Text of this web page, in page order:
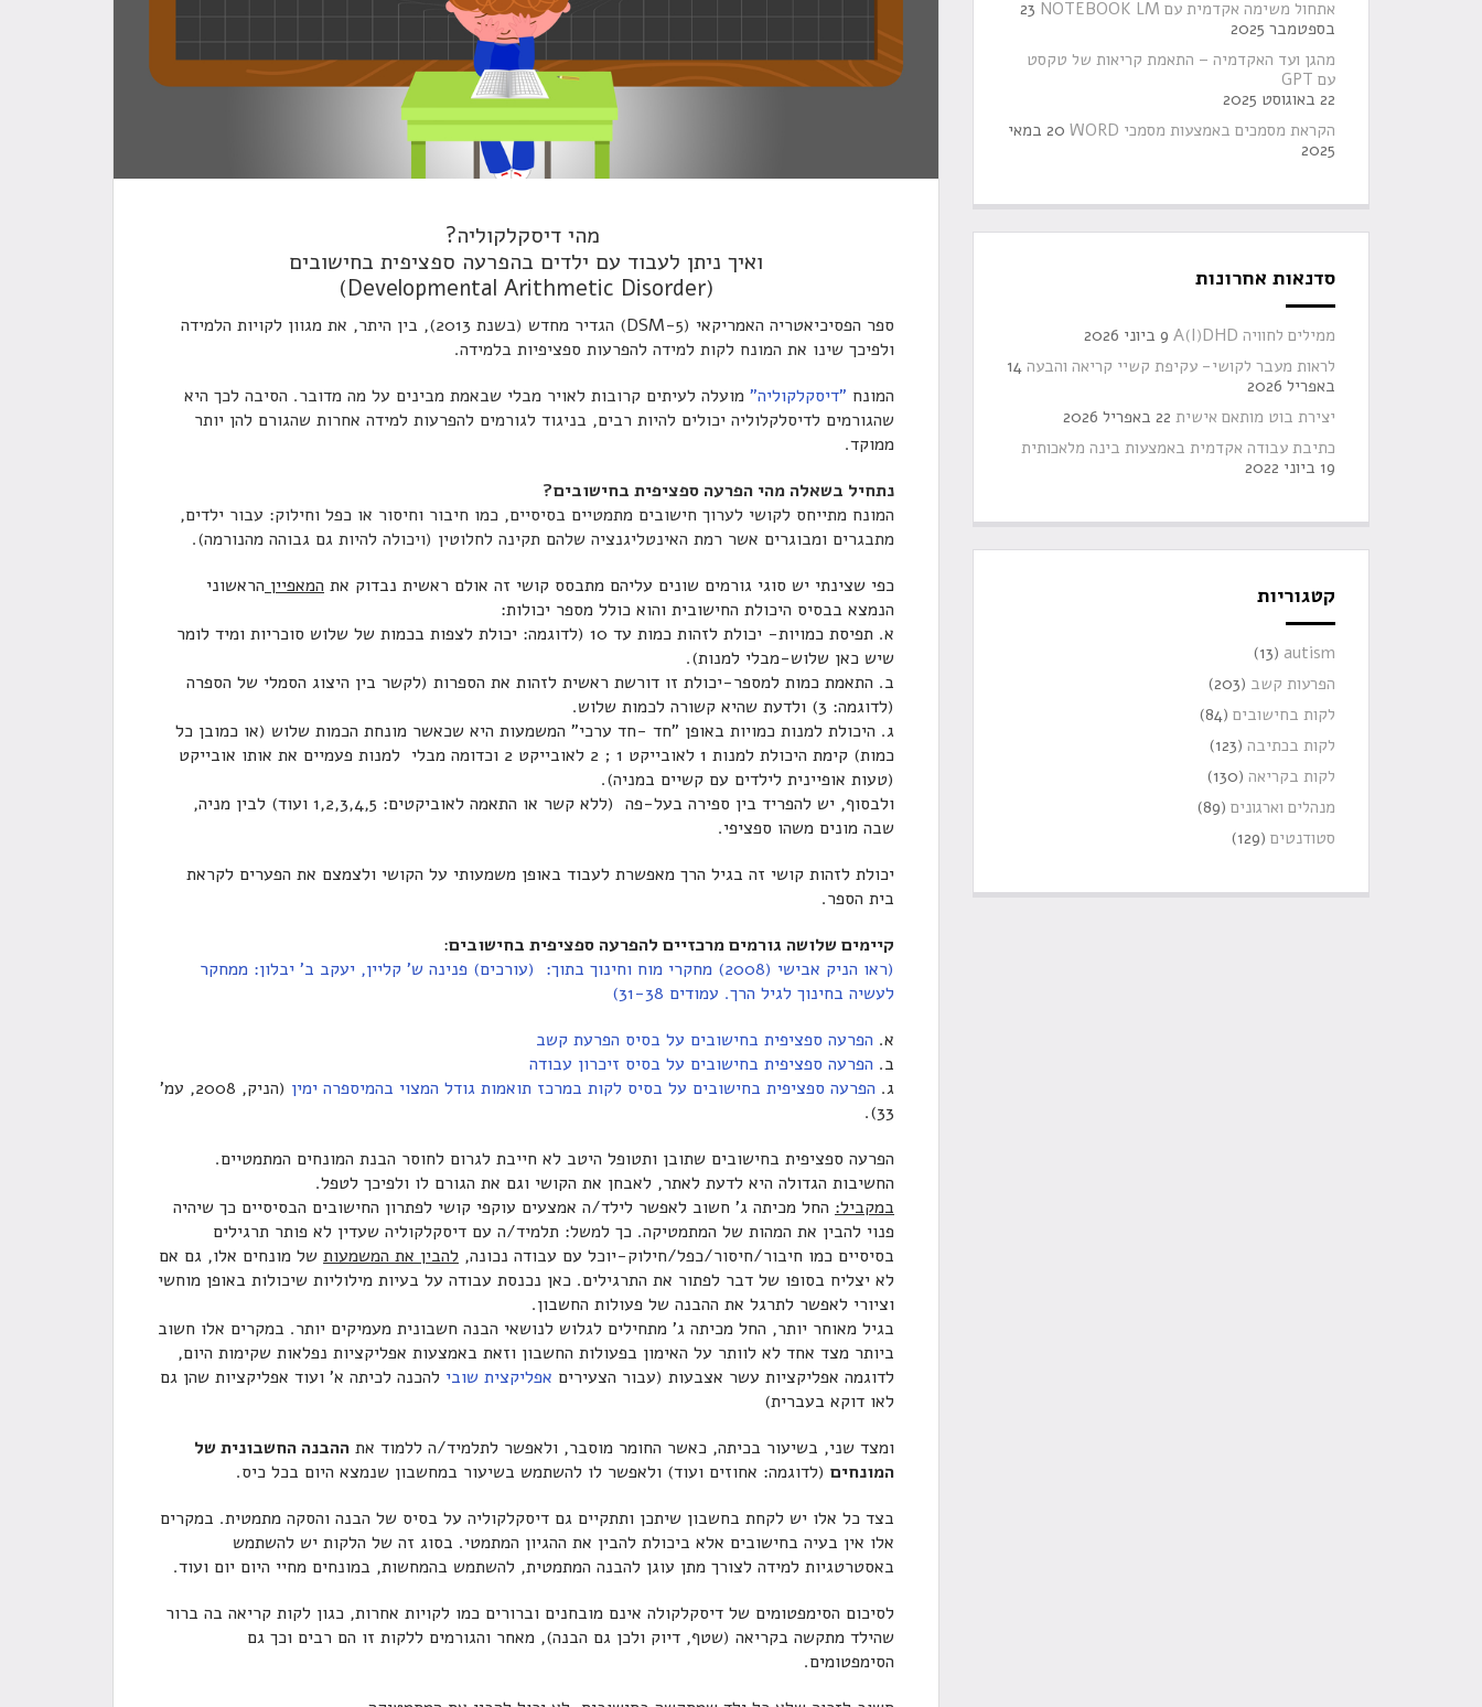
מהי דיסקלקוליה?
ואיך ניתן לעבוד עם ילדים בהפרעה ספציפית בחישובים
(Developmental Arithmetic Disorder)
ספר הפסיכיאטריה האמריקאי (DSM-5) הגדיר מחדש (בשנת 2013), בין היתר, את מגוון לקויות הלמידה
ולפיכך שינו את המונח לקות למידה להפרעות ספציפיות בלמידה.
המונח "דיסקלקוליה" מועלה לעיתים קרובות לאויר מבלי שבאמת מבינים על מה מדובר. הסיבה לכך היא
שהגורמים לדיסלקלוליה יכולים להיות רבים, בניגוד לגורמים להפרעות למידה אחרות שהגורם להן יותר
ממוקד.
נתחיל בשאלה מהי הפרעה ספציפית בחישובים?
המונח מתייחס לקושי לערוך חישובים מתמטיים בסיסיים, כמו חיבור וחיסור או כפל וחילוק: עבור ילדים,
מתבגרים ומבוגרים אשר רמת האינטליגנציה שלהם תקינה לחלוטין (ויכולה להיות גם גבוהה מהנורמה).
כפי שצינתי יש סוגי גורמים שונים עליהם מתבסס קושי זה אולם ראשית נבדוק את המאפיין הראשוני
הנמצא בבסיס היכולת החישובית והוא כולל מספר יכולות:
א. תפיסת כמויות- יכולת לזהות כמות עד 10 (לדוגמה: יכולת לצפות בכמות של שלוש סוכריות ומיד לומר
שיש כאן שלוש-מבלי למנות).
ב. התאמת כמות למספר-יכולת זו דורשת ראשית לזהות את הספרות (לקשר בין היצוג הסמלי של הספרה
(לדוגמה: 3) ולדעת שהיא קשורה לכמות שלוש.
ג. היכולת למנות כמויות באופן "חד -חד ערכי" המשמעות היא שכאשר מונחת הכמות שלוש (או כמובן כל
כמות) קימת היכולת למנות 1 לאובייקט 1 ; 2 לאובייקט 2 וכדומה מבלי למנות פעמיים את אותו אובייקט
(טעות אופיינית לילדים עם קשיים במניה).
ולבסוף, יש להפריד בין ספירה בעל-פה (ללא קשר או התאמה לאוביקטים: 1,2,3,4,5 ועוד) לבין מניה,
שבה מונים משהו ספציפי.
יכולת לזהות קושי זה בגיל הרך מאפשרת לעבוד באופן משמעותי על הקושי ולצמצם את הפערים לקראת
בית הספר.
קיימים שלושה גורמים מרכזיים להפרעה ספציפית בחישובים:
(ראו הניק אבישי (2008) מחקרי מוח וחינוך בתוך: (עורכים) פנינה ש' קליין, יעקב ב' יבלון: ממחקר
לעשיה בחינוך לגיל הרך. עמודים 31-38)
א. הפרעה ספציפית בחישובים על בסיס הפרעת קשב
ב. הפרעה ספציפית בחישובים על בסיס זיכרון עבודה
ג. הפרעה ספציפית בחישובים על בסיס לקות במרכז תואמות גודל המצוי בהמיספרה ימין
(הניק, 2008, עמ'
33).
הפרעה ספציפית בחישובים שתובן ותטופל היטב לא חייבת לגרום לחוסר הבנת המונחים המתמטיים.
החשיבות הגדולה היא לדעת לאתר, לאבחן את הקושי וגם את הגורם לו ולפיכך לטפל.
במקביל: החל מכיתה ג' חשוב לאפשר לילד/ה אמצעים עוקפי קושי לפתרון החישובים הבסיסיים כך שיהיה
פנוי להבין את המהות של המתמטיקה. כך למשל: תלמיד/ה עם דיסקלקוליה שעדין לא פותר תרגילים
בסיסיים כמו חיבור/חיסור/כפל/חילוק-יוכל עם עבודה נכונה, להבין את המשמעות של מונחים אלו, גם אם
לא יצליח בסופו של דבר לפתור את התרגילים. כאן נכנסת עבודה על בעיות מילוליות שיכולות באופן מוחשי
וציורי לאפשר לתרגל את ההבנה של פעולות החשבון.
בגיל מאוחר יותר, החל מכיתה ג' מתחילים לגלוש לנושאי הבנה חשבונית מעמיקים יותר. במקרים אלו חשוב
ביותר מצד אחד לא לוותר על האימון בפעולות החשבון וזאת באמצעות אפליקציות נפלאות שקימות היום,
לדוגמה אפליקציות עשר אצבעות (עבור הצעירים אפליקצית שובי להכנה לכיתה א' ועוד אפליקציות שהן גם
לאו דוקא בעברית)
ומצד שני, בשיעור בכיתה, כאשר החומר מוסבר, ולאפשר לתלמיד/ה ללמוד את ההבנה החשבונית של
המונחים (לדוגמה: אחוזים ועוד) ולאפשר לו להשתמש בשיעור במחשבון שנמצא היום בכל כיס.
בצד כל אלו יש לקחת בחשבון שיתכן ותתקיים גם דיסקלקוליה על בסיס של הבנה והסקה מתמטית. במקרים
אלו אין בעיה בחישובים אלא ביכולת להבין את ההגיון המתמטי. בסוג זה של הלקות יש להשתמש
באסטרטגיות למידה לצורך מתן עוגן להבנה המתמטית, להשתמש בהמחשות, במונחים מחיי היום יום ועוד.
לסיכום הסימפטומים של דיסקלקולה אינם מובחנים וברורים כמו לקויות אחרות, כגון לקות קריאה בה ברור
שהילד מתקשה בקריאה (שטף, דיוק ולכן גם הבנה), מאחר והגורמים ללקות זו הם רבים וכך גם
הסימפטומים.
אתחול משימה אקדמית עם NOTEBOOK LM
23
בספטמבר 2025
מהגן ועד האקדמיה – התאמת קריאות של טקסט
עם GPT
22 באוגוסט 2025
הקראת מסמכים באמצעות מסמכי WORD
20 במאי
2025
סדנאות אחרונות
ממילים לחוויה A(I)DHD
9 ביוני 2026
לראות מעבר לקושי- עקיפת קשיי קריאה והבעה 14
באפריל 2026
יצירת בוט מותאם אישית 22 באפריל 2026
כתיבת עבודה אקדמית באמצעות בינה מלאכותית
19 ביוני 2022
קטגוריות
autism
(13)
הפרעות קשב (203)
לקות בחישובים (84)
לקות בכתיבה (123)
לקות בקריאה (130)
מנהלים וארגונים (89)
סטודנטים (129)